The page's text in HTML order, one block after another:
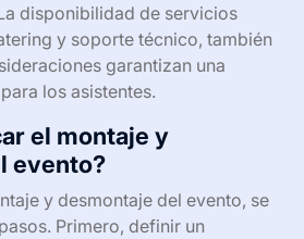
disponibilidad de servicios
y soporte técnico, también
garantizan una
los asistentes.
el montaje y
evento?
y desmontaje del evento, se
Primero, definir un